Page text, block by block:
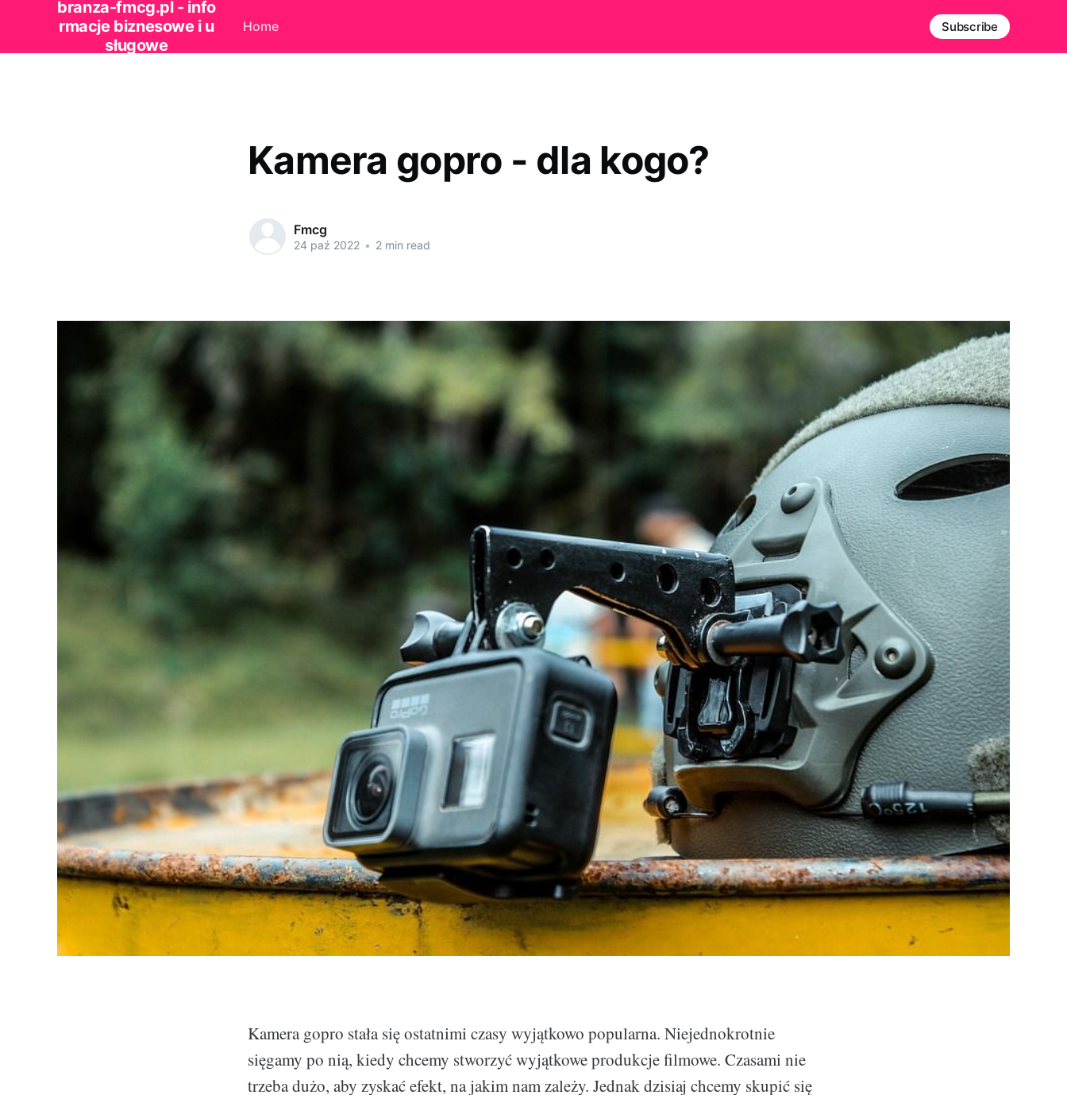
branza-fmcg.pl - info
rmacje biznesowe i u
sługowe
Home Subscribe
Kamera gopro - dla kogo?
Fmcg
24 paź 2022 • 2 min read
Kamera gopro stała się ostatnimi czasy wyjątkowo popularna. Niejednokrotnie
sięgamy po nią, kiedy chcemy stworzyć wyjątkowe produkcje filmowe. Czasami nie
trzeba dużo, aby zyskać efekt, na jakim nam zależy. Jednak dzisiaj chcemy skupić się